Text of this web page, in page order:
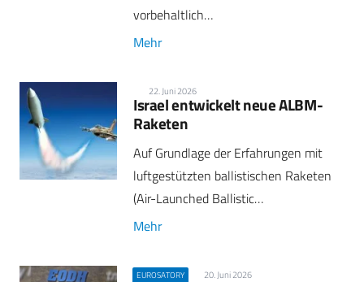
vorbehaltlich…
Mehr
22. Juni 2026
Israel entwickelt neue ALBM-
Raketen
Auf Grundlage der Erfahrungen mit
luftgestützten ballistischen Raketen
(Air-Launched Ballistic…
Mehr
EUROSATORY 20. Juni 2026